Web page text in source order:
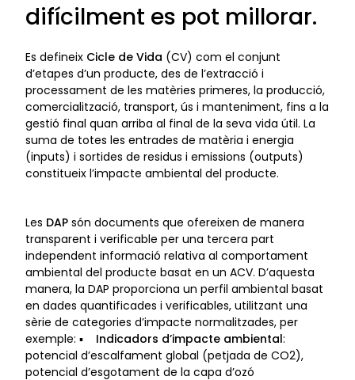
difícilment es pot millorar.
Es defineix Cicle de Vida (CV) com el conjunt
d’etapes d’un producte, des de l’extracció i
processament de les matèries primeres, la producció,
comercialització, transport, ús i manteniment, fins a la
gestió final quan arriba al final de la seva vida útil. La
suma de totes les entrades de matèria i energia
(inputs) i sortides de residus i emissions (outputs)
constitueix l’impacte ambiental del producte.
Les DAP són documents que ofereixen de manera
transparent i verificable per una tercera part
independent informació relativa al comportament
ambiental del producte basat en un ACV. D’aquesta
manera, la DAP proporciona un perfil ambiental basat
en dades quantificades i verificables, utilitzant una
sèrie de categories d’impacte normalitzades, per
exemple: ▪ Indicadors d’impacte ambiental:
potencial d’escalfament global (petjada de CO2),
potencial d’esgotament de la capa d’ozó